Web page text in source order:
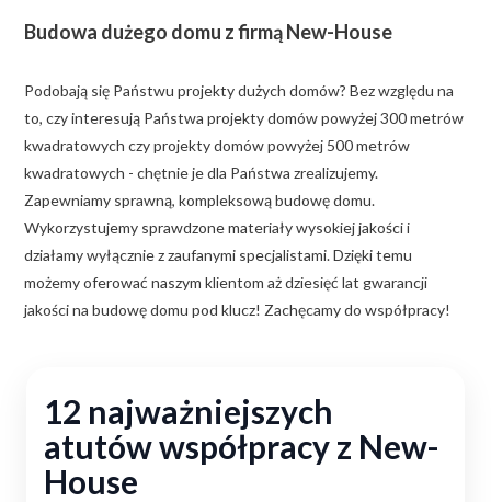
Budowa dużego domu z firmą New-House
Podobają się Państwu projekty dużych domów? Bez względu na
to, czy interesują Państwa projekty domów powyżej 300 metrów
kwadratowych czy projekty domów powyżej 500 metrów
kwadratowych - chętnie je dla Państwa zrealizujemy.
Zapewniamy sprawną, kompleksową budowę domu.
Wykorzystujemy sprawdzone materiały wysokiej jakości i
działamy wyłącznie z zaufanymi specjalistami. Dzięki temu
możemy oferować naszym klientom aż dziesięć lat gwarancji
jakości na budowę domu pod klucz! Zachęcamy do współpracy!
12 najważniejszych
atutów współpracy z New-
House